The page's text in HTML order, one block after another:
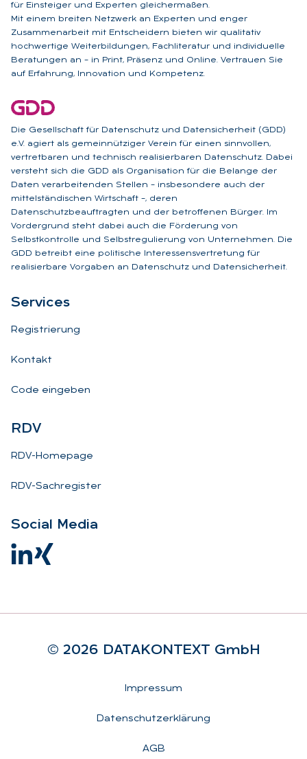
für Einsteiger und Experten gleichermaßen.
Mit einem breiten Netzwerk an Experten und enger
Zusammenarbeit mit Entscheidern bieten wir qualitativ
hochwertige Weiterbildungen, Fachliteratur und individuelle
Beratungen an – in Print, Präsenz und Online. Vertrauen Sie
auf Erfahrung, Innovation und Kompetenz.
Die Gesellschaft für Datenschutz und Datensicherheit (GDD)
e.V. agiert als gemeinnütziger Verein für einen sinnvollen,
vertretbaren und technisch realisierbaren Datenschutz. Dabei
versteht sich die GDD als Organisation für die Belange der
Daten verarbeitenden Stellen – insbesondere auch der
mittelständischen Wirtschaft –, deren
Datenschutzbeauftragten und der betroffenen Bürger. Im
Vordergrund steht dabei auch die Förderung von
Selbstkontrolle und Selbstregulierung von Unternehmen. Die
GDD betreibt eine politische Interessensvertretung für
realisierbare Vorgaben an Datenschutz und Datensicherheit.
Ser­vices
Registrierung
Kontakt
Code eingeben
RDV
RDV-Homepage
RDV-Sachregister
So­ci­al Me­dia
© 2026 DA­TA­KON­TEXT GmbH
Impressum
Datenschutzerklärung
AGB